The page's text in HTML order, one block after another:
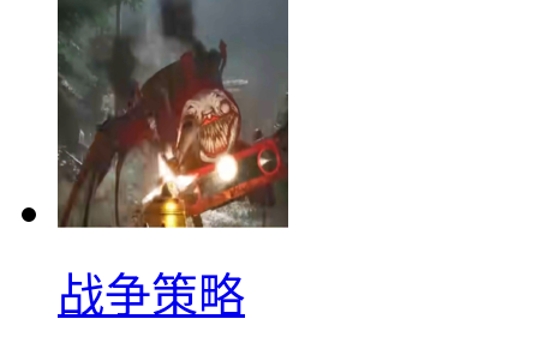
战争策略